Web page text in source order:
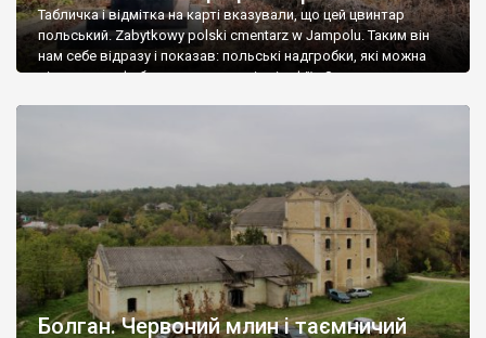
Табличка і відмітка на карті вказували, що цей цвинтар
польський. Zabytkowy polski cmentarz w Jampolu. Таким він
нам себе відразу і показав: польські надгробки, які можна
віднести до фабричних, польські епітафії… Загалом цвинтар
Болган. Червоний млин і таємничий